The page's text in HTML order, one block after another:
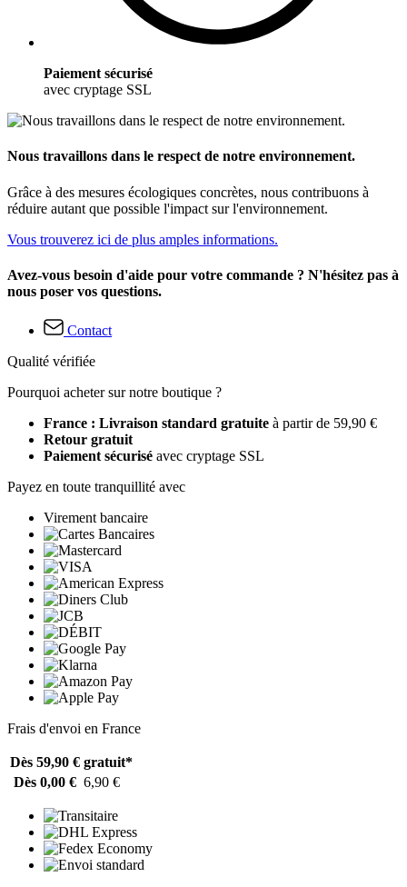
Paiement sécurisé
avec cryptage SSL
Nous travaillons dans le respect de notre environnement.
Grâce à des mesures écologiques concrètes, nous contribuons à
réduire autant que possible l'impact sur l'environnement.
Vous trouverez ici de plus amples informations.
Avez-vous besoin d'aide pour votre commande ? N'hésitez pas à
nous poser vos questions.
Contact
Qualité vérifiée
Pourquoi acheter sur notre boutique ?
France : Livraison standard gratuite à partir de 59,90 €
Retour gratuit
Paiement sécurisé avec cryptage SSL
Payez en toute tranquillité avec
Virement bancaire
Frais d'envoi en France
Dès 59,90 € gratuit*
Dès 0,00 € 6,90 €